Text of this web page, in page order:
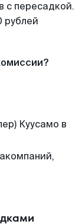
с пересадкой.
рублей
Куусамо в